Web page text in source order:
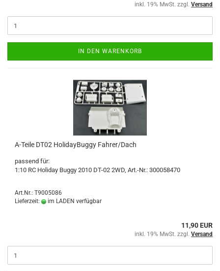
inkl. 19% MwSt. zzgl. Versand
IN DEN WARENKORB
A-Teile DT02 HolidayBuggy Fahrer/Dach
passend für:
1:10 RC Holiday Buggy 2010 DT-02 2WD, Art.-Nr.: 300058470
Art.Nr.: T9005086
Lieferzeit:
im LADEN verfügbar
11,90 EUR
inkl. 19% MwSt. zzgl. Versand